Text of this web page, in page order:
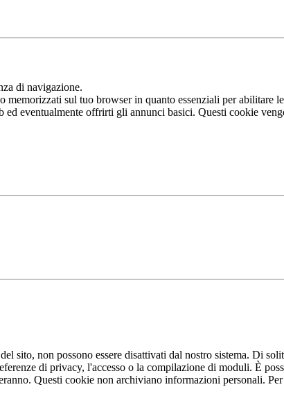
di navigazione.
memorizzati sul tuo browser in quanto essenziali per
eventualmente offrirti gli annunci basici. Questi cookie
sito, non possono essere disattivati dal nostro sistema. Di
di privacy, l'accesso o la compilazione di moduli. È
Questi cookie non archiviano informazioni personali.